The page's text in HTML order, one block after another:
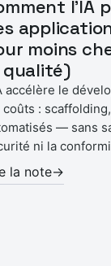
l’IA
moins
qualité)
accélère le
coûts :
— sans
ni la
la note→